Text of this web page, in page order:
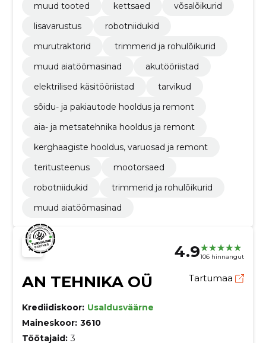
muud tooted kettsaed
võsalõikurid
lisavarustus
robotniidukid
murutraktorid
trimmerid ja rohulõikurid
muud aiatöömasinad
akutööriistad
elektrilised käsitööriistad
tarvikud
sõidu- ja pakiautode hooldus ja remont
aia- ja metsatehnika hooldus ja remont
kerghaagiste hooldus, varuosad ja remont
teritusteenus
mootorsaed
robotniidukid
trimmerid ja rohulõikurid
muud aiatöömasinad
4.9106 hinnangut
AN TEHNIKA OÜ Tartumaa
Krediidiskoor: Usaldusväärne
Maineskoor: 3610
Töötajaid: 3